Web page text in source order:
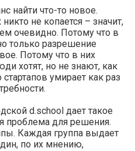
найти что-то новое.
не копается – значит,
очевидно. Потому что в
только разрешение
Потому что в них
хотят, но не знают, как
умирает как раз
d.school дает такое
проблема для решения.
Каждая группа выдает
по их мнению,